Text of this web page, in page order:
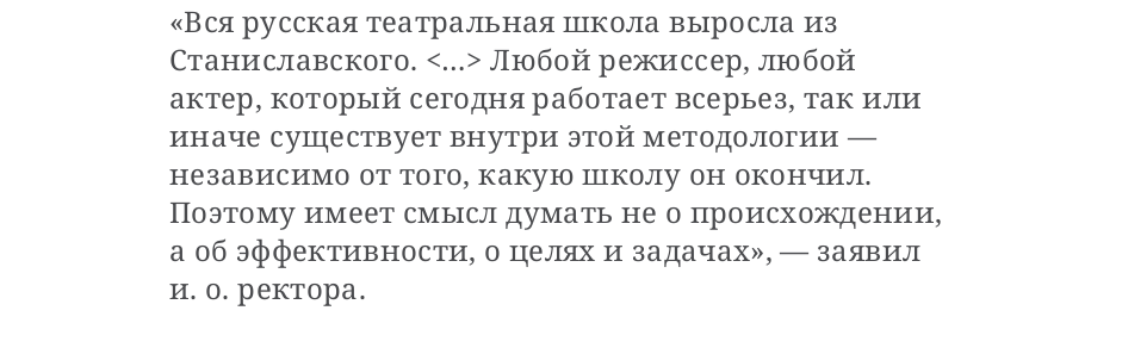
«Вся русская театральная школа выросла из
Станиславского. <…> Любой режиссер, любой
актер, который сегодня работает всерьез, так или
иначе существует внутри этой методологии —
независимо от того, какую школу он окончил.
Поэтому имеет смысл думать не о происхождении,
а об эффективности, о целях и задачах», — заявил
и. о. ректора.